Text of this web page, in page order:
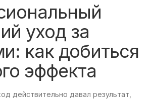
уход за
как добиться
эффекта
действительно давал результат,